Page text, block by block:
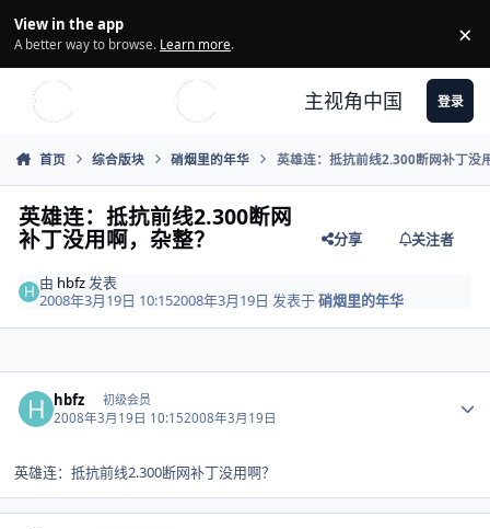
View in the app
A better way to browse. Learn more. ×
主视角中国 登录
首页 综合版块 硝烟里的年华 英雄连：抵抗前线2.300断网补丁没
英雄连：抵抗前线2.300断网
补丁没用啊，杂整？ 分享 关注者
由 hbfz 发表
2008年3月19日 10:152008年3月19日 发表于硝烟里的年华
hbfz 初级会员
2008年3月19日 10:152008年3月19日
英雄连：抵抗前线2.300断网补丁没用啊？